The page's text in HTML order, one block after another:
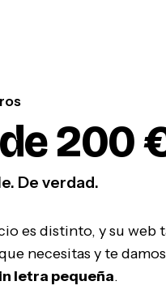
200
De verdad.
es distinto, y su web
necesitas y te
letra pequeña.